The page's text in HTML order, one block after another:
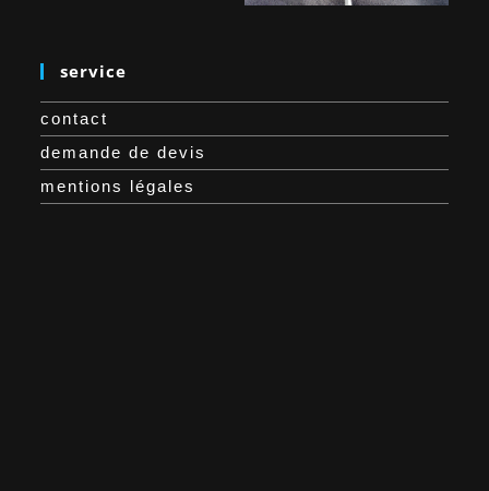
service
contact
demande de devis
mentions légales